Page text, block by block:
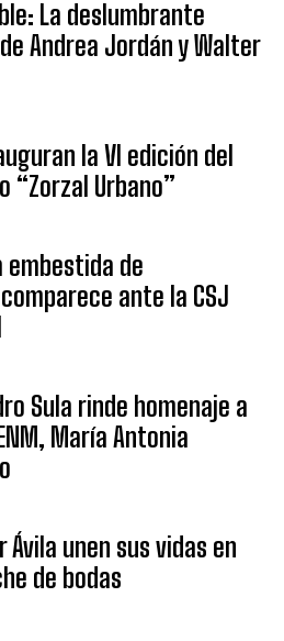
La deslumbrante
Andrea Jordán y Walter
la VI edición del
“Zorzal Urbano”
embestida de
ante la CSJ
Sula rinde homenaje a
María Antonia
Ávila unen sus vidas en
de bodas